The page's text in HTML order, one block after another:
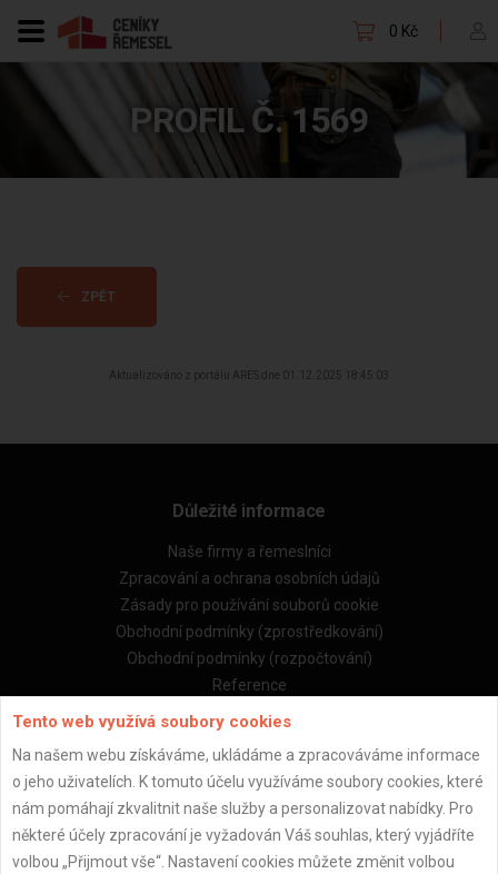
0 Kč
PROFIL Č. 1569
ZPĚT
Aktualizováno z portálu ARES dne 01.12.2025 18:45:03
Důležité informace
Naše firmy a řemeslníci
Zpracování a ochrana osobních údajů
Zásady pro používání souborů cookie
Obchodní podmínky (zprostředkování)
Obchodní podmínky (rozpočtování)
Reference
Naše excelové tabulky online
Naše služby
Servis pro stavební firmy
Zprostředkování řemeslníků
Zprostředkování samotných prací
Tento web využívá soubory cookies
Na našem webu získáváme, ukládáme a zpracováváme informace
o jeho uživatelích. K tomuto účelu využíváme soubory cookies, které
nám pomáhají zkvalitnit naše služby a personalizovat nabídky. Pro
některé účely zpracování je vyžadován Váš souhlas, který vyjádříte
volbou „Přijmout vše“. Nastavení cookies můžete změnit volbou